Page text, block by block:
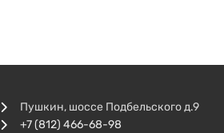
Пушкин, шоссе Подбельского д.9
+7 (812) 466-68-98